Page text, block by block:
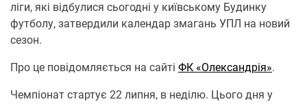
ліги, які відбулися сьогодні у київському Будинку
футболу, затвердили календар змагань УПЛ на новий
сезон.
Про це повідомляється на сайті ФК «Олександрія».
Чемпіонат стартує 22 липня, в неділю. Цього дня у